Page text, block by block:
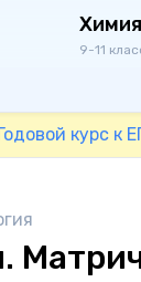
Химия
9-11
курс к